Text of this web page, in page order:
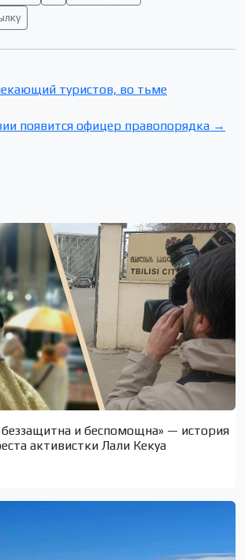
туристов, во тьме
появится офицер правопорядка →
и беспомощна» — история
активистки Лали Кекуа